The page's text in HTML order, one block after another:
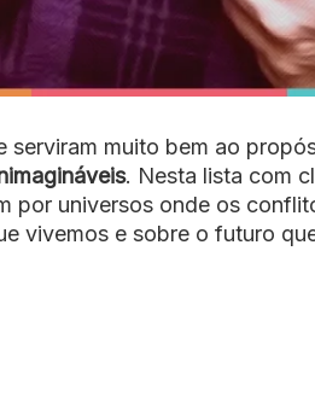
muito bem ao
. Nesta lista com
por universos onde os
vivemos e sobre o futuro